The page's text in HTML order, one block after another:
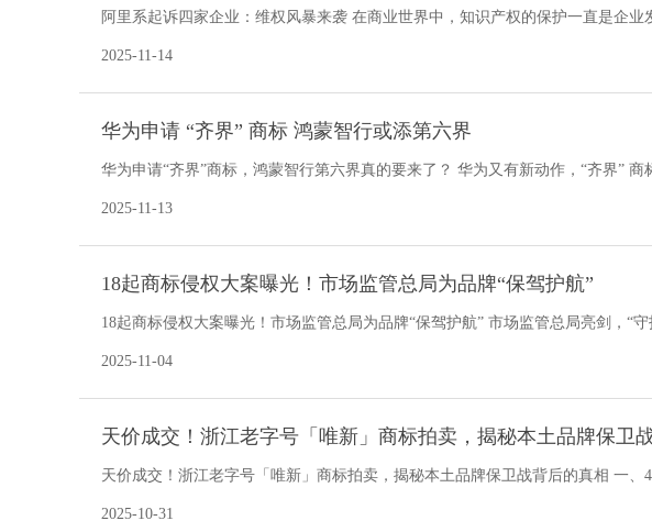
阿里系起诉四家企业：维权风暴来袭 在商业世界中，知识产权的保护一直是企
2025-11-14
华为申请 “齐界” 商标 鸿蒙智行或添第六界
华为申请“齐界”商标，鸿蒙智行第六界真的要来了？ 华为又有新动作，“齐界”
2025-11-13
18起商标侵权大案曝光！市场监管总局为品牌“保驾护航”
18起商标侵权大案曝光！市场监管总局为品牌“保驾护航” 市场监管总局亮剑，“
2025-11-04
天价成交！浙江老字号「唯新」商标拍卖，揭秘本土品牌保卫
天价成交！浙江老字号「唯新」商标拍卖，揭秘本土品牌保卫战背后的真相 一、
2025-10-31